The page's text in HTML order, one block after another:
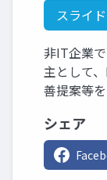
スライ
非IT企業
主として
善提案等を
シェア